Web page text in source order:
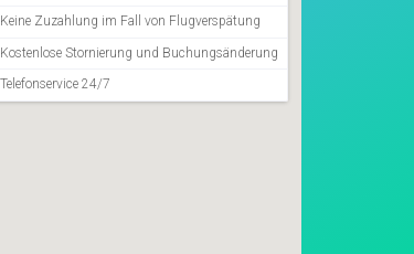
Keine Zuzahlung im Fall von Flugverspätung
Kostenlose Stornierung und Buchungsänderung
Telefonservice 24/7